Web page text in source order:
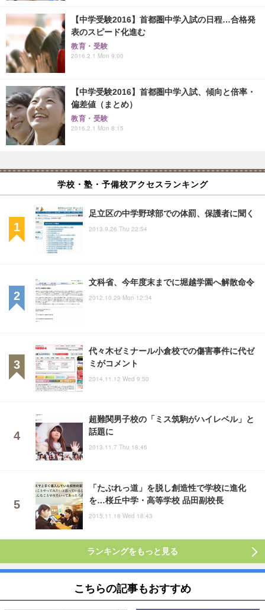
【中学受験2016】首都圏中学入試の日程…合格発
表のスピード化進む
教育・受験
2016.2.1 Mon 9:00
【中学受験2016】首都圏中学入試、傾向と倍率・
偏差値（まとめ）
教育・受験
2016.2.1 Mon 8:15
学校・塾・予備校アクセスランキング
足立区の中学野球部での体罰、保護者に聞く
2013.9.26 Thu 22:54
文科省、今年度末までに堀越学園へ解散命令
2012.10.29 Mon 12:34
代々木ゼミナール小倉校での傷害事件に代ゼ
ミがコメント
2014.11.12 Wed 9:50
超難関男子校の「ミス筑駒がハイレベル」と
話題に
2013.11.7 Thu 18:46
「たぶれっ道」を脱し創造性で学校に進化
を…桜丘中学・高等学校 品田副校長
2015.11.18 Wed 18:43
ランキングをもっと見る
こちらの記事もおすすめ